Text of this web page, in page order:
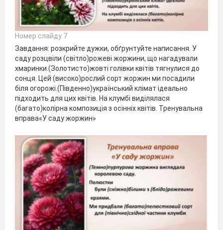
Номер слайду 7
Завдання: розкрийте дужки, обґрунтуйте написання. У
саду розцвіли (світло)рожеві жоржини, що нагадували
хмаринки.(Золотисто)жовті голівки квітів тягнулися до
сонця. Цей (високо)рослий сорт жоржин ми посадили
біля огорожі.(Південно)український клімат ідеально
підходить для цих квітів. На клумбі виділялася
(багато)колірна композиція з осінніх квітів. Тренувальна
вправа«У саду жоржин»